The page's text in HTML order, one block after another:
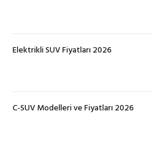
Elektrikli SUV Fiyatları 2026
C-SUV Modelleri ve Fiyatları 2026